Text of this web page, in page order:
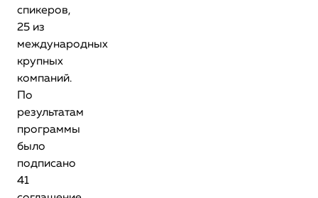
спикеров,
25 из
международных
крупных
компаний.
По
результатам
программы
было
подписано
41